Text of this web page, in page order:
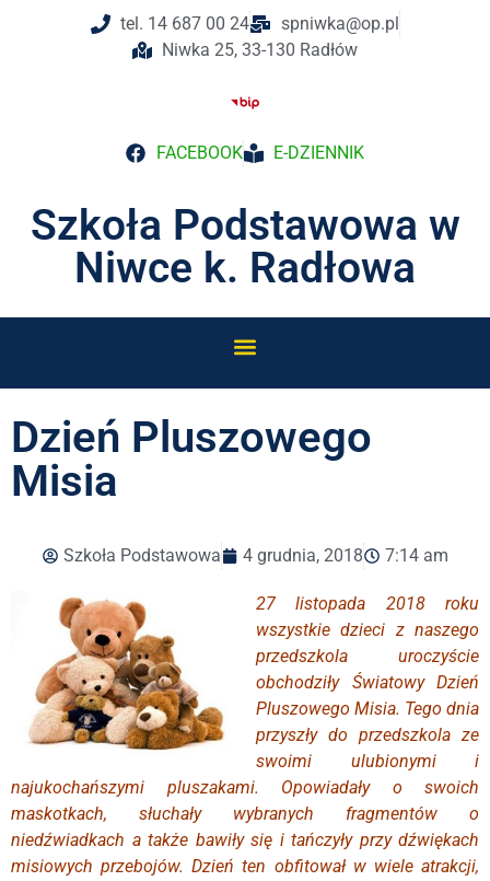
tel. 14 687 00 24
spniwka@op.pl
Niwka 25, 33-130 Radłów
FACEBOOK E-DZIENNIK
Szkoła Podstawowa w
Niwce k. Radłowa
Dzień Pluszowego
Misia
Szkoła Podstawowa 4 grudnia, 2018 7:14 am
27 listopada 2018 roku
wszystkie dzieci z naszego
przedszkola uroczyście
obchodziły Światowy Dzień
Pluszowego Misia. Tego dnia
przyszły do przedszkola ze
swoimi ulubionymi i
najukochańszymi pluszakami. Opowiadały o swoich
maskotkach, słuchały wybranych fragmentów o
niedźwiadkach a także bawiły się i tańczyły przy dźwiękach
misiowych przebojów. Dzień ten obfitował w wiele atrakcji,